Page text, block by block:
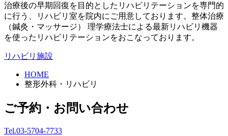
治療後の早期回復を目的としたリハビリテーションを専門的
に行う、リハビリ室を院内にご用意しております。整体治療
（鍼灸・マッサージ） 理学療法士による最新リハビリ機器
を使ったリハビリテーションをおこなっております。
リハビリ施設
HOME
整形外科・リハビリ
ご予約・お問い合わせ
Tel.03-5704-7733